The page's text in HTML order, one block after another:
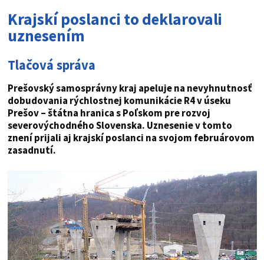
Krajskí poslanci to deklarovali
uznesením
Tlačová správa
Prešovský samosprávny kraj apeluje na nevyhnutnosť
dobudovania rýchlostnej komunikácie R4 v úseku
Prešov – štátna hranica s Poľskom pre rozvoj
severovýchodného Slovenska. Uznesenie v tomto
znení prijali aj krajskí poslanci na svojom februárovom
zasadnutí.